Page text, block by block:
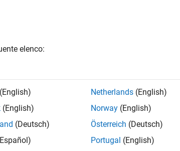
elenco:
(English)
(English)
(Deutsch)
Netherlands (English)
Norway (English)
Österreich (Deutsch)
Portugal (English)